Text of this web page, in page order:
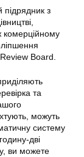
з
комерційному
Board.
та
можуть
систему
дві
ви можете